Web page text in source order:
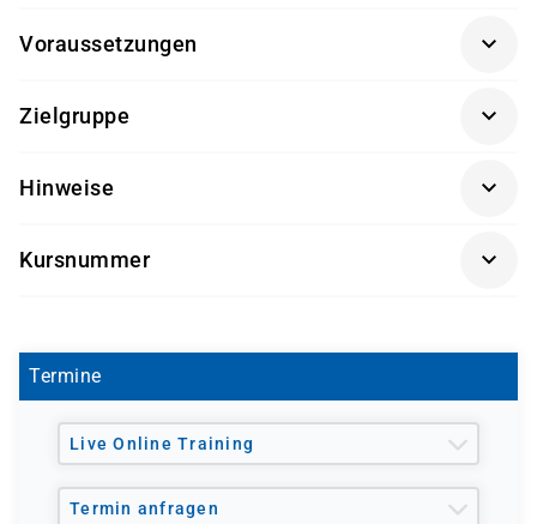
Voraussetzungen
folgende Vorkenntnisse mitbringen:
Zielgruppe
Hinweise
Kursnummer
Termine
Live Online Training
Termin anfragen